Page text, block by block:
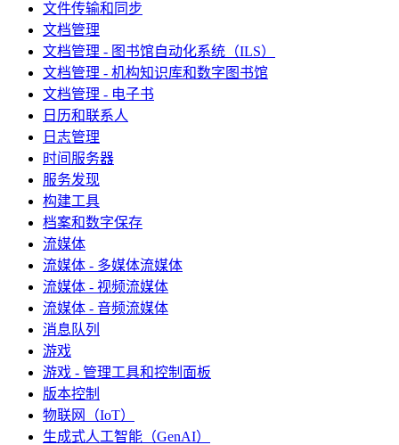
文件传输和同步
文档管理
文档管理 - 图书馆自动化系统（ILS）
文档管理 - 机构知识库和数字图书馆
文档管理 - 电子书
日历和联系人
日志管理
时间服务器
服务发现
构建工具
档案和数字保存
流媒体
流媒体 - 多媒体流媒体
流媒体 - 视频流媒体
流媒体 - 音频流媒体
消息队列
游戏
游戏 - 管理工具和控制面板
版本控制
物联网（IoT）
生成式人工智能（GenAI）